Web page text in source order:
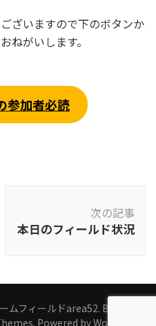
ざいますので下のボタンか
ねがいします。
参加者必読
次の記事
本日のフィールド状況
ムフィールドarea52. Blossom
. Powered byWordPress